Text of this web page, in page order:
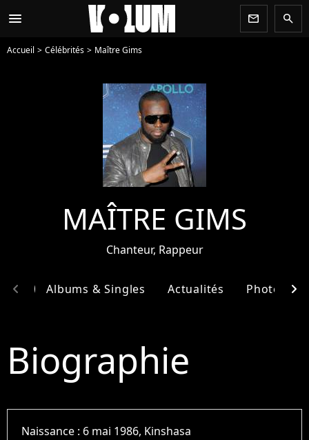
menu newsletter search
Accueil Célébrités Maître Gims
MAÎTRE GIMS
Chanteur, Rappeur
Albums & Singles Actualités Photos
chevron_left chevron_right
Biographie
Naissance : 6 mai 1986, Kinshasa